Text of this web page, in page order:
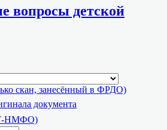
вопросы детской
скан, занесённый в ФРДО)
документа
НМФО)